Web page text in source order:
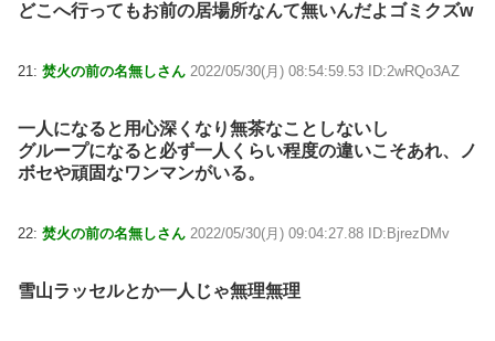
どこへ行ってもお前の居場所なんて無いんだよゴミクズw
21: 焚火の前の名無しさん 2022/05/30(月) 08:54:59.53 ID:2wRQo3AZ
一人になると用心深くなり無茶なことしないし
グループになると必ず一人くらい程度の違いこそあれ、ノ
ボセや頑固なワンマンがいる。
22: 焚火の前の名無しさん 2022/05/30(月) 09:04:27.88 ID:BjrezDMv
雪山ラッセルとか一人じゃ無理無理